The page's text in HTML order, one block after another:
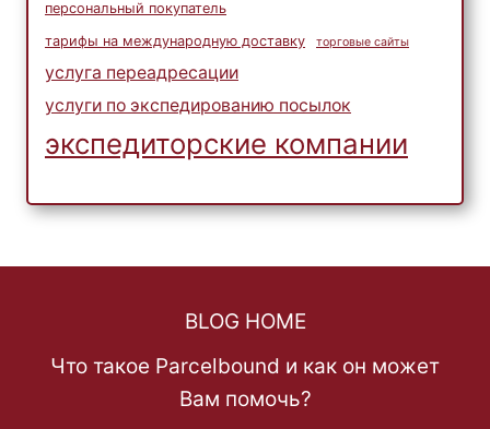
персональный покупатель
тарифы на международную доставку
торговые сайты
услуга переадресации
услуги по экспедированию посылок
экспедиторские компании
BLOG HOME
Что такое Parcelbound и как он может
Вам помочь?